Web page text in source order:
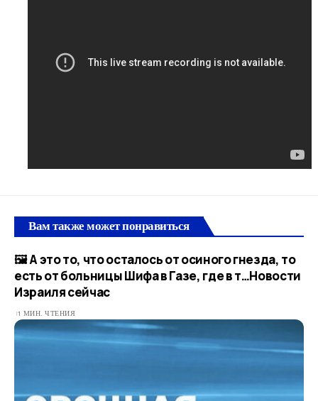
Вам также может понравиться
🖼 А это то, что осталось от осиного гнезда, то
есть от больницы Шифа в Газе, где в т…​Новости
Израиля сейчас
1 МИН. ЧТЕНИЯ